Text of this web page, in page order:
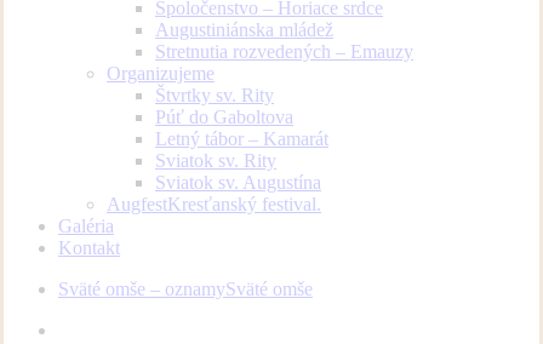
Spoločenstvo – Horiace srdce
Augustiniánska mládež
Stretnutia rozvedených – Emauzy
Organizujeme
Štvrtky sv. Rity
Púť do Gaboltova
Letný tábor – Kamarát
Sviatok sv. Rity
Sviatok sv. Augustína
AugfestKresťanský festival.
Galéria
Kontakt
Sväté omše – oznamySväté omše